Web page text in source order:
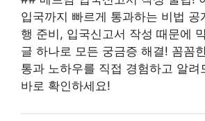
입국까지 빠르게 통과하는 비법
행 준비, 입국신고서 작성 때문에
글 하나로 모든 궁금증 해결! 꼼꼼
통과 노하우를 직접 경험하고 알려
바로 확인하세요!